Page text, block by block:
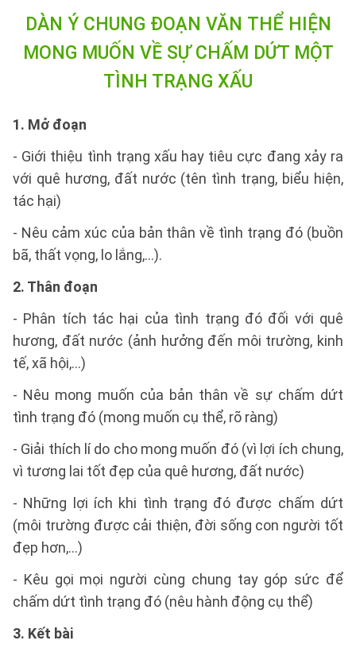
DÀN Ý CHUNG ĐOẠN VĂN THỂ HIỆN
MONG MUỐN VỀ SỰ CHẤM DỨT MỘT
TÌNH TRẠNG XẤU
1. Mở đoạn
- Giới thiệu tình trạng xấu hay tiêu cực đang xảy ra
với quê hương, đất nước (tên tình trạng, biểu hiện,
tác hại)
- Nêu cảm xúc của bản thân về tình trạng đó (buồn
bã, thất vọng, lo lắng,...).
2. Thân đoạn
- Phân tích tác hại của tình trạng đó đối với quê
hương, đất nước (ảnh hưởng đến môi trường, kinh
tế, xã hội,...)
- Nêu mong muốn của bản thân về sự chấm dứt
tình trạng đó (mong muốn cụ thể, rõ ràng)
- Giải thích lí do cho mong muốn đó (vì lợi ích chung,
vì tương lai tốt đẹp của quê hương, đất nước)
- Những lợi ích khi tình trạng đó được chấm dứt
(môi trường được cải thiện, đời sống con người tốt
đẹp hơn,...)
- Kêu gọi mọi người cùng chung tay góp sức để
chấm dứt tình trạng đó (nêu hành động cụ thể)
3. Kết bài